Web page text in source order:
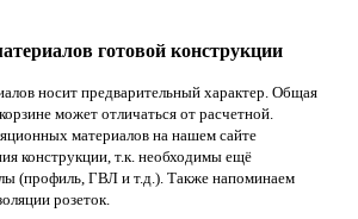
готовой конструкции
носит предварительный характер. Общая
может отличаться от расчетной.
материалов на нашем сайте
конструкции, т.к. необходимы ещё
(профиль, ГВЛ и т.д.). Также напоминаем
розеток.